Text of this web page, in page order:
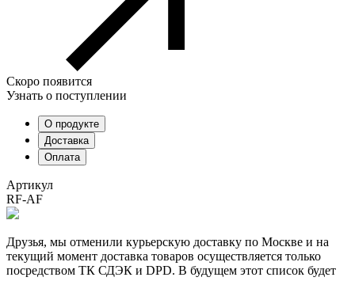
Скоро появится
Узнать о поступлении
О продукте
Доставка
Оплата
Артикул
RF-AF
Друзья, мы отменили курьерскую доставку по Москве и на
текущий момент доставка товаров осуществляется только
посредством ТК СДЭК и DPD. В будущем этот список будет